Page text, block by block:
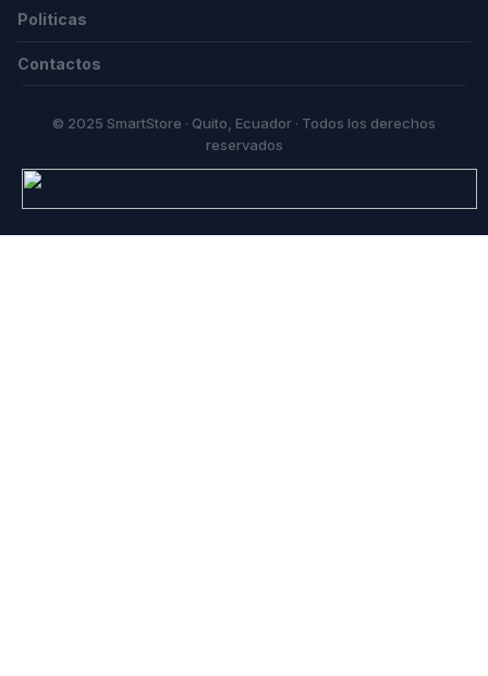
Politicas
Contactos
© 2025 SmartStore · Quito, Ecuador · Todos los derechos
reservados